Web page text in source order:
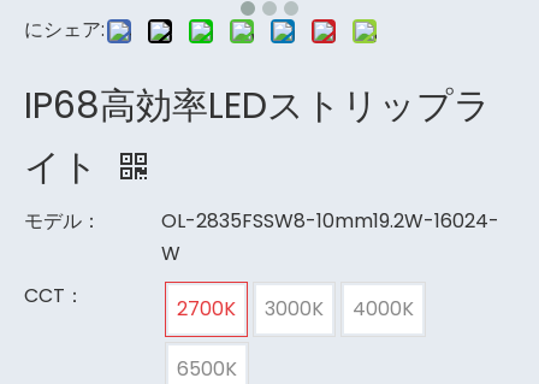
にシェア:
IP68高効率LEDストリップラ
イト
モデル：
OL-2835FSSW8-10mm19.2W-16024-
W
CCT：
2700K 3000K 4000K
6500K